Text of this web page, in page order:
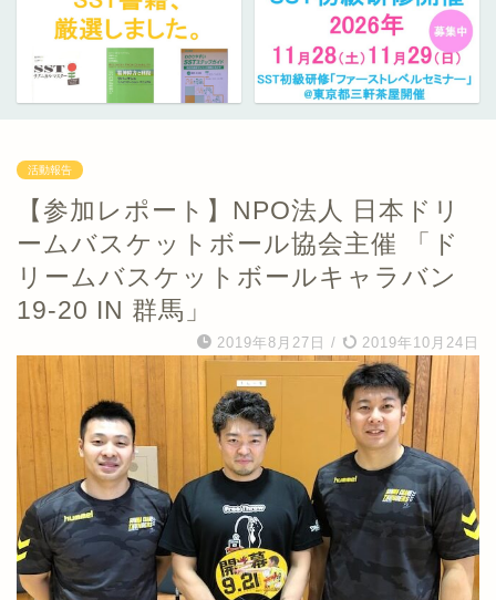
活動報告
【参加レポート】NPO法人 日本ドリ
ームバスケットボール協会主催 「ド
リームバスケットボールキャラバン
19-20 IN 群馬」
2019年8月27日 / 2019年10月24日